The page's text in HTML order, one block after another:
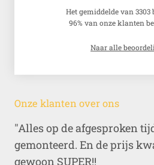
Het gemiddelde van 3303
96% van onze klanten
Naar alle
Onze klanten over ons
Alles op de afgesproken
gemonteerd. En de prijs
gewoon SUPER!!